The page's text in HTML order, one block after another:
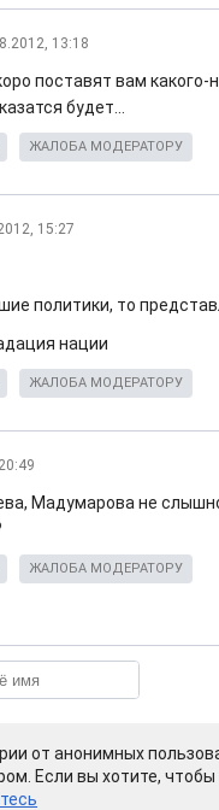
13:18
поставят вам
будет...
ЖАЛОБА МОДЕРАТОРУ
15:27
политики, то
нации
ЖАЛОБА МОДЕРАТОРУ
Мадумарова не
ЖАЛОБА МОДЕРАТОРУ
от анонимных
Если вы хотите,